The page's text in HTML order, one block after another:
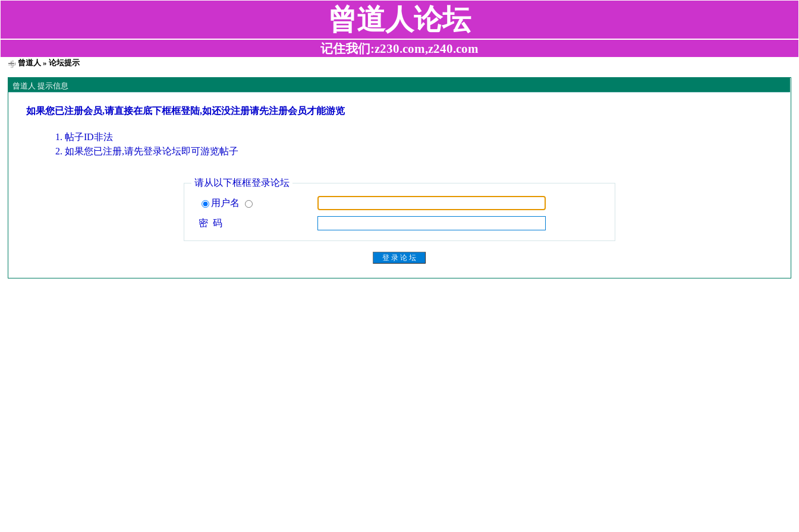
曾道人论坛
记住我们:z230.com,z240.com
曾道人 » 论坛提示
曾道人 提示信息
如果您已注册会员,请直接在底下框框登陆,如还没注册请先注册会员才能游览
帖子ID非法
如果您已注册,请先登录论坛即可游览帖子
请从以下框框登录论坛
用户名
密 码